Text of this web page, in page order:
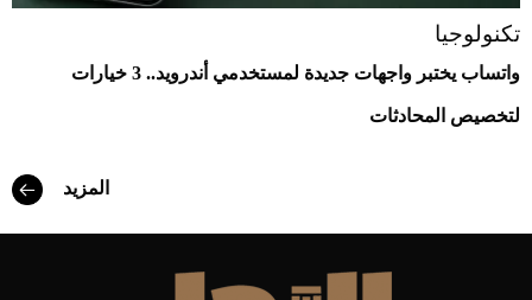
تكنولوجيا
واتساب يختبر واجهات جديدة لمستخدمي أندرويد.. 3 خيارات
لتخصيص المحادثات
المزيد